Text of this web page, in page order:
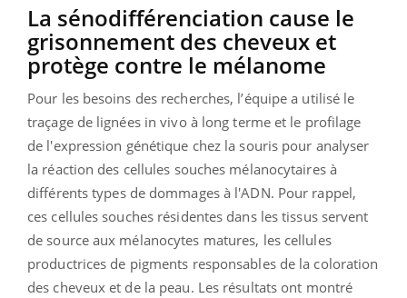
La sénodifférenciation cause le
grisonnement des cheveux et
protège contre le mélanome
Pour les besoins des recherches, l’équipe a utilisé le
traçage de lignées in vivo à long terme et le profilage
de l'expression génétique chez la souris pour analyser
la réaction des cellules souches mélanocytaires à
différents types de dommages à l'ADN. Pour rappel,
ces cellules souches résidentes dans les tissus servent
de source aux mélanocytes matures, les cellules
productrices de pigments responsables de la coloration
des cheveux et de la peau. Les résultats ont montré